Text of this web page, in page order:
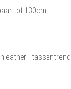
tot 130cm
|